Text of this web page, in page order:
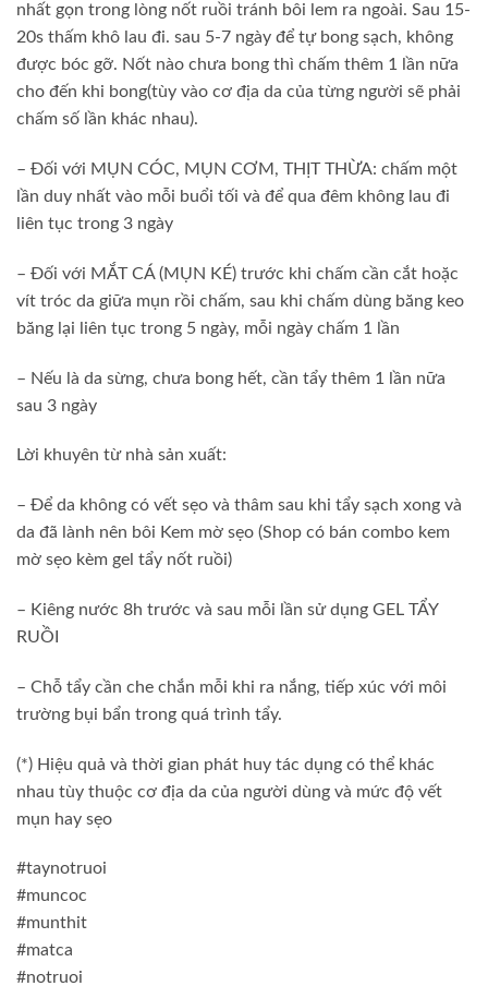
nhất gọn trong lòng nốt ruồi tránh bôi lem ra ngoài. Sau 15-
20s thấm khô lau đi. sau 5-7 ngày để tự bong sạch, không
được bóc gỡ. Nốt nào chưa bong thì chấm thêm 1 lần nữa
cho đến khi bong(tùy vào cơ địa da của từng người sẽ phải
chấm số lần khác nhau).
– Đối với MỤN CÓC, MỤN CƠM, THỊT THỪA: chấm một
lần duy nhất vào mỗi buổi tối và để qua đêm không lau đi
liên tục trong 3 ngày
– Đối với MẮT CÁ (MỤN KÉ) trước khi chấm cần cắt hoặc
vít tróc da giữa mụn rồi chấm, sau khi chấm dùng băng keo
băng lại liên tục trong 5 ngày, mỗi ngày chấm 1 lần
– Nếu là da sừng, chưa bong hết, cần tẩy thêm 1 lần nữa
sau 3 ngày
Lời khuyên từ nhà sản xuất:
– Để da không có vết sẹo và thâm sau khi tẩy sạch xong và
da đã lành nên bôi Kem mờ sẹo (Shop có bán combo kem
mờ sẹo kèm gel tẩy nốt ruồi)
– Kiêng nước 8h trước và sau mỗi lần sử dụng GEL TẨY
RUỒI
– Chỗ tẩy cần che chắn mỗi khi ra nắng, tiếp xúc với môi
trường bụi bẩn trong quá trình tẩy.
(*) Hiệu quả và thời gian phát huy tác dụng có thể khác
nhau tùy thuộc cơ địa da của người dùng và mức độ vết
mụn hay sẹo
#taynotruoi
#muncoc
#munthit
#matca
#notruoi